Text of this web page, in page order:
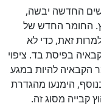
החדשה יבשה,
החומר החדש של
זאת, כדי לא
בפיסת בד. ציפוי
הקבאיה להיות במגע
הימנעו מהגדרת
קבייה מסוג זה.